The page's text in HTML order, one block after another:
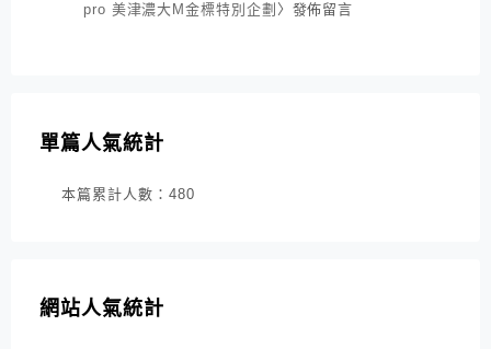
pro 美津濃大M金標特別企劃 〉發佈留言
單篇人氣統計
本篇累計人數： 480
網站人氣統計